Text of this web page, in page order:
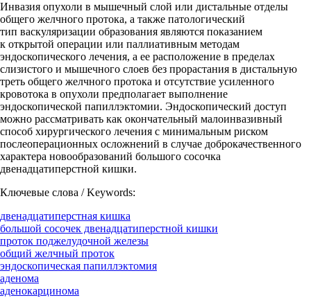
Инвазия опухоли в мышечный слой или дистальные отделы
общего желчного протока, а также патологический
тип васкуляризации образования являются показанием
к открытой операции или паллиативным методам
эндоскопического лечения, а ее расположение в пределах
слизистого и мышечного слоев без прорастания в дистальную
треть общего желчного протока и отсутствие усиленного
кровотока в опухоли предполагает выполнение
эндоскопической папиллэктомии. Эндоскопический доступ
можно рассматривать как окончательный малоинвазивный
способ хирургического лечения с минимальным риском
послеоперационных осложнений в случае доброкачественного
характера новообразований большого сосочка
двенадцатиперстной кишки.
Ключевые слова / Keywords:
двенадцатиперстная кишка
большой сосочек двенадцатиперстной кишки
проток поджелудочной железы
общий желчный проток
эндоскопическая папиллэктомия
аденома
аденокарцинома